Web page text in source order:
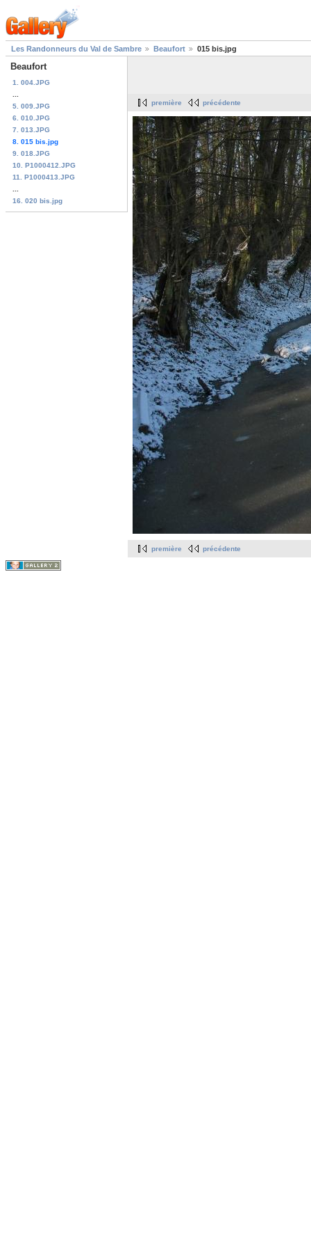
Les Randonneurs du Val de Sambre Beaufort 015 bis.jpg
Beaufort
1. 004.JPG
5. 009.JPG
6. 010.JPG
7. 013.JPG
8. 015 bis.jpg
9. 018.JPG
10. P1000412.JPG
11. P1000413.JPG
16. 020 bis.jpg
première précédente
première précédente